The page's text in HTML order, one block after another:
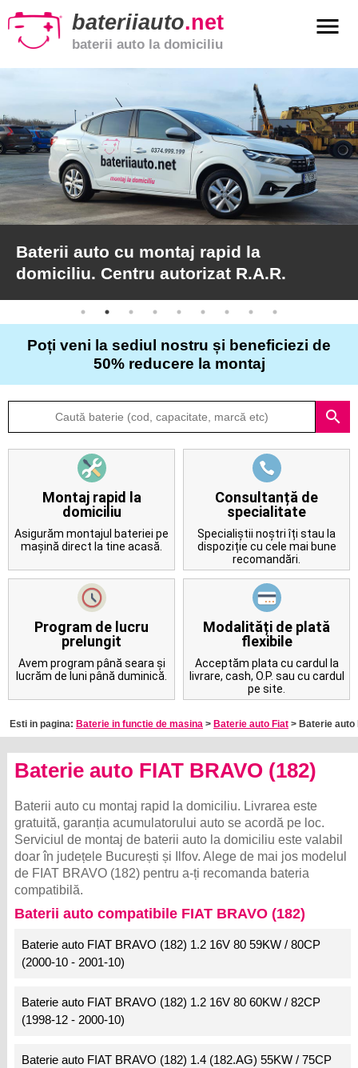
bateriiauto.net
baterii auto la domiciliu
menu
Baterii
moto
Baterii
de
camion
Articole
Despre
Contact
Baterii auto cu montaj rapid la
domiciliu. Centru autorizat R.A.R.
Poți veni la sediul nostru și beneficiezi de
50% reducere la montaj
search
Montaj rapid la
domiciliu
Asigurăm montajul bateriei pe
mașină direct la tine acasă.
Consultanță de
specialitate
Specialiștii noștri îți stau la
dispoziție cu cele mai bune
recomandări.
Program de lucru
prelungit
Avem program până seara și
lucrăm de luni până duminică.
Modalități de plată
flexibile
Acceptăm plata cu cardul la
livrare, cash, O.P. sau cu cardul
pe site.
Esti in pagina: Baterie in functie de masina > Baterie auto Fiat > Baterie auto
Baterie auto FIAT BRAVO (182)
Baterii auto cu montaj rapid la domiciliu. Livrarea este
gratuită, garanția acumulatorului auto se acordă pe loc.
Serviciul de montaj de baterii auto la domiciliu este valabil
doar în județele București și Ilfov. Alege de mai jos modelul
de FIAT BRAVO (182) pentru a-ți recomanda bateria
compatibilă.
Baterii auto compatibile FIAT BRAVO (182)
Baterie auto FIAT BRAVO (182) 1.2 16V 80 59KW / 80CP
(2000-10 - 2001-10)
Baterie auto FIAT BRAVO (182) 1.2 16V 80 60KW / 82CP
(1998-12 - 2000-10)
Baterie auto FIAT BRAVO (182) 1.4 (182.AG) 55KW / 75CP